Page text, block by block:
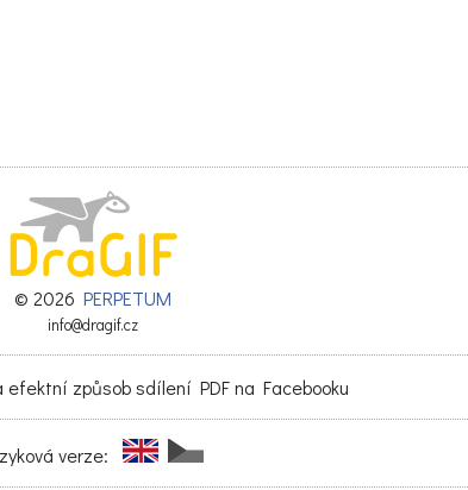
© 2026 PERPETUM
info@dragif.cz
způsob sdílení PDF na Facebooku
verze: